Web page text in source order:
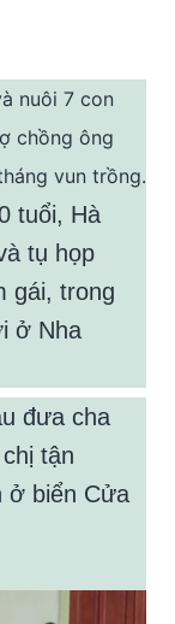
nuôi 7 con
chồng ông
vun trồng.
tuổi, Hà
tụ họp
gái, trong
ở Nha
đưa cha
tận
ở biển Cửa